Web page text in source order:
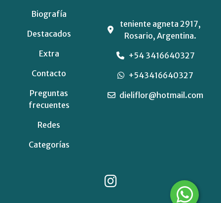
Biografía
Destacados
Extra
Contacto
Preguntas
frecuentes
Redes
Categorías
teniente agneta 2917,
Rosario, Argentina.
+54 3416640327
+543416640327
dieliflor@hotmail.com